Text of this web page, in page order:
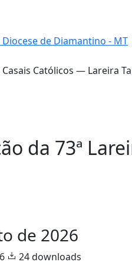
Diocese de Diamantino - MT
da 73ª
de 2026
24 downloads